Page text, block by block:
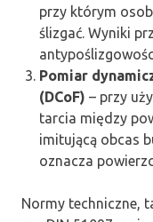
przy którym
ślizgać. Wyniki
Pomiar
(DCoF) – przy
tarcia między
imitującą obcas
oznacza
Normy techniczne,